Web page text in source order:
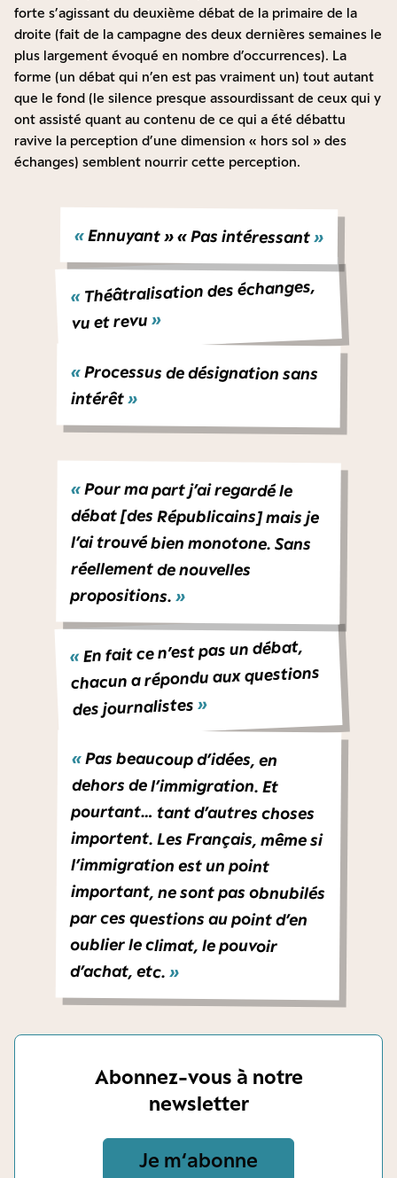
forte s’agissant du deuxième débat de la primaire de la
droite (fait de la campagne des deux dernières semaines le
plus largement évoqué en nombre d’occurrences). La
forme (un débat qui n’en est pas vraiment un) tout autant
que le fond (le silence presque assourdissant de ceux qui y
ont assisté quant au contenu de ce qui a été débattu
ravive la perception d’une dimension « hors sol » des
échanges) semblent nourrir cette perception.
«Ennuyant » « Pas intéressant»
« Théâtralisation des échanges,
vu et revu »
«Processus de désignation sans
intérêt»
«Pour ma part j’ai regardé le
débat [des Républicains] mais je
l’ai trouvé bien monotone. Sans
réellement de nouvelles
propositions. »
«En fait ce n’est pas un débat,
chacun a répondu aux questions
des journalistes»
«Pas beaucoup d’idées, en
dehors de l’immigration. Et
pourtant… tant d’autres choses
importent. Les Français, même si
l’immigration est un point
important, ne sont pas obnubilés
par ces questions au point d’en
oublier le climat, le pouvoir
d’achat, etc. »
Abonnez-vous à notre
newsletter
Je m‘abonne